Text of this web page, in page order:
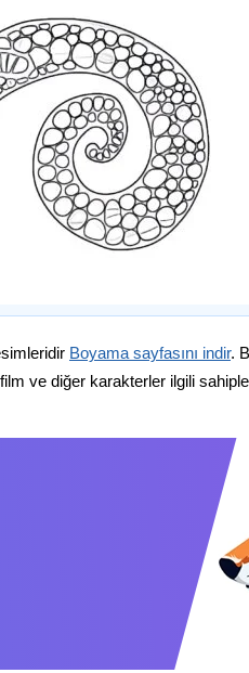
Boyama sayfasını indir.
ve diğer karakterler ilgili